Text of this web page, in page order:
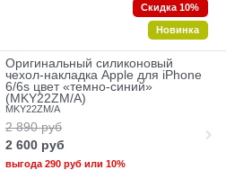
Скидка 10%
Новинка
Оригинальный силиконовый
чехол-накладка Apple для iPhone
6/6s цвет «темно-синий»
(MKY22ZM/A)
MKY22ZM/A
2 890 руб
2 600 руб
выгода 290 рубили 10%